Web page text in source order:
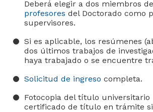
Deberá elegir a dos miembros
profesores del Doctorado como
supervisores.
Si es aplicable, los resúmenes
dos últimos trabajos de
haya trabajado o se encuentre
Solicitud de ingreso completa.
Fotocopia del título universitario
certificado de título en trámite